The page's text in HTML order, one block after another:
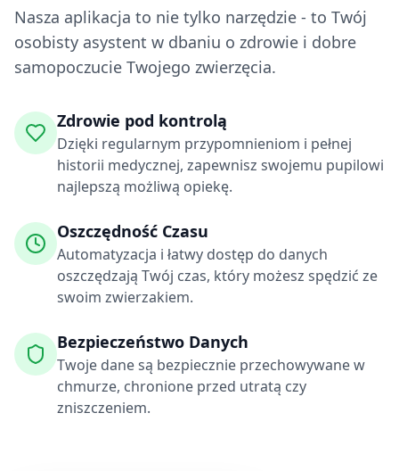
Nasza aplikacja to nie tylko narzędzie - to Twój
osobisty asystent w dbaniu o zdrowie i dobre
samopoczucie Twojego zwierzęcia.
Zdrowie pod kontrolą
Dzięki regularnym przypomnieniom i pełnej
historii medycznej, zapewnisz swojemu pupilowi
najlepszą możliwą opiekę.
Oszczędność Czasu
Automatyzacja i łatwy dostęp do danych
oszczędzają Twój czas, który możesz spędzić ze
swoim zwierzakiem.
Bezpieczeństwo Danych
Twoje dane są bezpiecznie przechowywane w
chmurze, chronione przed utratą czy
zniszczeniem.